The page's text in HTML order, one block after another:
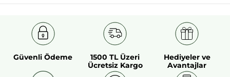
Güvenli Ödeme
1500 TL Üzeri
Ücretsiz Kargo
Hediyeler ve
Avantajlar